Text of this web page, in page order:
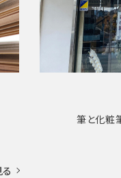
筆と化粧